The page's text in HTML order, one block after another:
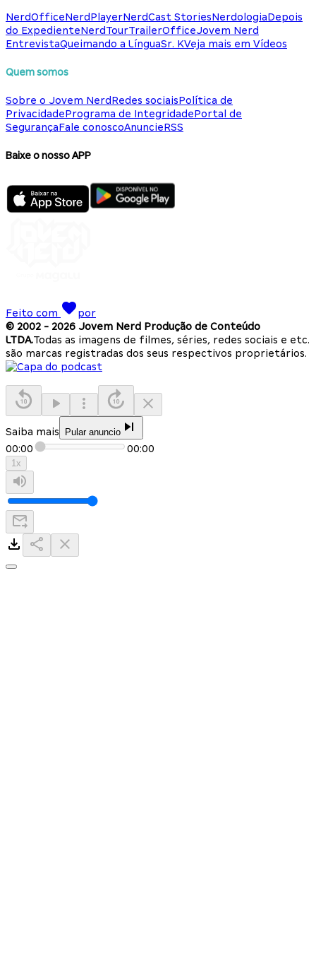
NerdOfficeNerdPlayerNerdCast StoriesNerdologiaDepois
do ExpedienteNerdTourTrailerOfficeJovem Nerd
EntrevistaQueimando a LínguaSr. KVeja mais em Vídeos
Quem somos
Sobre o Jovem NerdRedes sociaisPolítica de
PrivacidadePrograma de IntegridadePortal de
SegurançaFale conoscoAnuncieRSS
Baixe o nosso APP
Feito com
por
© 2002 - 2026 Jovem Nerd Produção de Conteúdo
LTDA.Todas as imagens de filmes, séries, redes sociais e etc.
são marcas registradas dos seus respectivos proprietários.
Saiba mais Pular anuncio
00:00 00:00
1x